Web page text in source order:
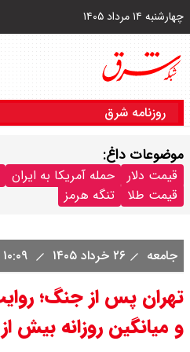
چهارشنبه ۱۴ مرداد ۱۴۰۵
روزنامه شرق
موضوعات داغ:
قیمت دلار حمله آمریکا به ایران
قیمت طلا
تنگه هرمز
جامعه ۲۶ خرداد ۱۴۰۵
و میانگین روزانه بیش از ۳۰ شهید